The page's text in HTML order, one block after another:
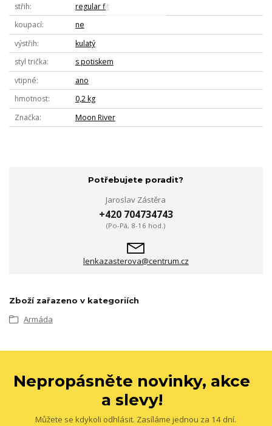
střih
regular fit
koupací
ne
výstřih
kulatý
styl trička
s potiskem
vtipné
ano
hmotnost
0,2 kg
Značka
Moon River
Potřebujete poradit?
Jaroslav Zástěra
+420 704734743
(Po-Pá, 8-16 hod.)
lenkazasterova@centrum.cz
Zboží zařazeno v kategoriích
Armáda
Nepropásněte novinky, akce
a slevy!
Můžete se kdykoli odhlásit. Zasíláme jednou za 14 dní.